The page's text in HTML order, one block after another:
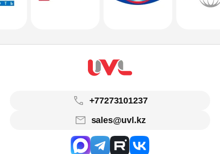
+77273101237
sales@uvl.kz